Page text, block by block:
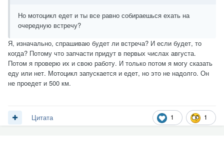
Но мотоцикл едет и ты все равно собираешься ехать на
очередную встречу?
Я, изначально, спрашиваю будет ли встреча? И если будет, то
когда? Потому что запчасти придут в первых числах августа.
Потом я проверю их и свою работу. И только потом я могу сказать
еду или нет. Мотоцикл запускается и едет, но это не надолго. Он
не проедет и 500 км.
1 1
Цитата